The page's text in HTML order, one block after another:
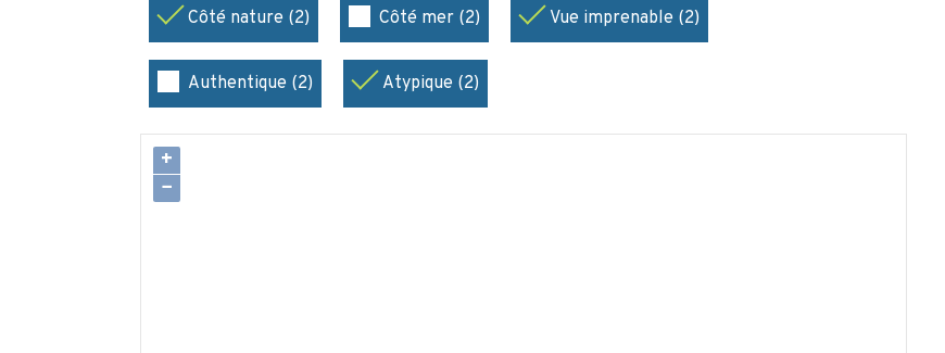
Côté nature (2) Côté mer (2) Vue imprenable (2)
Authentique (2) Atypique (2)
+
−